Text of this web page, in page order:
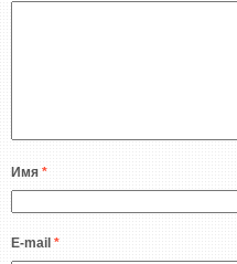
Имя *
E-mail *